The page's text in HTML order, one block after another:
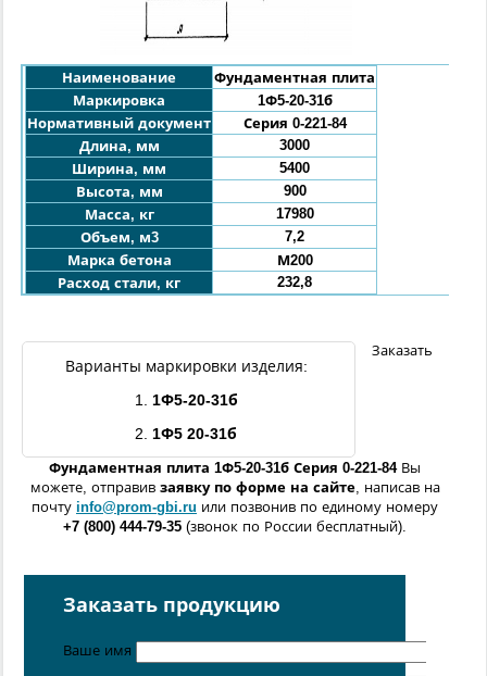
Наименование
Фундаментная плита
Маркировка
1Ф5-20-31б
Нормативный документ
Серия 0-221-84
Длина, мм
3000
Ширина, мм
5400
Высота, мм
900
Масса, кг
17980
Объем, м3
7,2
Марка бетона
М200
Расход стали, кг
232,8
Варианты маркировки изделия:
1. 1Ф5-20-31б
2.
1Ф5 20-31б
Заказать
Фундаментная плита 1Ф5-20-31б Серия 0-221-84 Вы
можете, отправив заявку по форме на сайте, написав на
почту info@prom-gbi.ru или позвонив по единому номеру
+7 (800) 444-79-35 (звонок по России бесплатный).
чертежам заказчика
Поставка осуществляется с производственных площадок,
Хабаровске
Заказать продукцию
Ваше имя